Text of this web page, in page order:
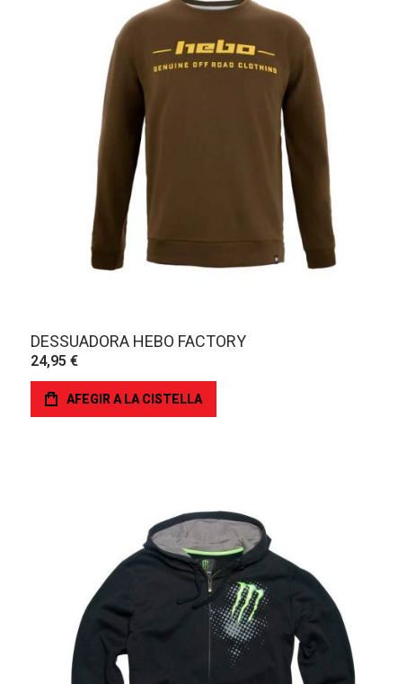
DESSUADORA HEBO FACTORY
24,95 €
AFEGIR A LA CISTELLA